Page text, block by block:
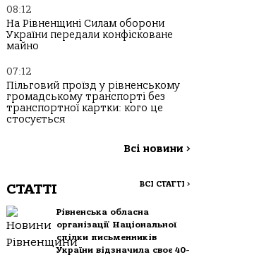
08:12
На Рівненщині Силам оборони
України передали конфісковане
майно
07:12
Пільговий проїзд у рівненському
громадському транспорті без
транспортної картки: кого це
стосується
Всі новини >
СТАТТІ ВСІ СТАТТІ >
Рівненська обласна
організації Національної
спілки письменників
України відзначила своє 40-